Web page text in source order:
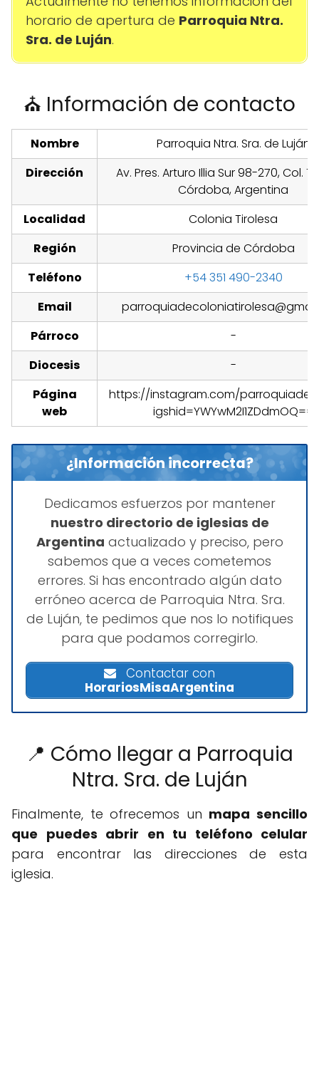
horario de apertura de Parroquia Ntra.
Sra. de Luján.
⛪ Información de contacto
Nombre
Parroquia Ntra. Sra. de Luján
Dirección
Av. Pres. Arturo Illia Sur 98-270, Col.
Córdoba, Argentina
Localidad
Colonia Tirolesa
Región
Provincia de Córdoba
Teléfono
+54 351 490-2340
Email
Párroco
-
Diocesis
-
Página
web
https://instagram.com/
igshid=YWYwM2I1ZDdmOQ==
¿Información incorrecta?
Dedicamos esfuerzos por mantener
nuestro directorio de iglesias de
Argentina actualizado y preciso, pero
sabemos que a veces cometemos
errores. Si has encontrado algún dato
erróneo acerca de Parroquia Ntra. Sra.
de Luján, te pedimos que nos lo notifiques
para que podamos corregirlo.
Contactar con
HorariosMisaArgentina
📍 Cómo llegar a Parroquia
Ntra. Sra. de Luján
Finalmente, te ofrecemos un mapa sencillo
que puedes abrir en tu teléfono celular
para encontrar las direcciones de esta
iglesia.